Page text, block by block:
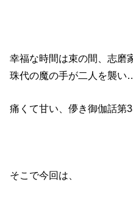
幸福な時間は束の間、志磨
珠代の魔の手が二人を襲い
痛くて甘い、儚き御伽話第
そこで今回は、